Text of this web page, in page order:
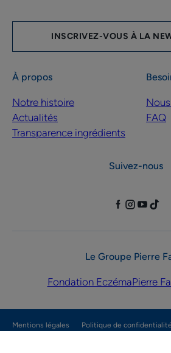
INSCRIVEZ-VOUS À LA
À propos
Notre histoire
Actualités
Transparence ingrédients
FAQ
Suivez-nous
Le Groupe Pierre
Fondation EczémaPierre
Mentions légales
Politique de confidentialité